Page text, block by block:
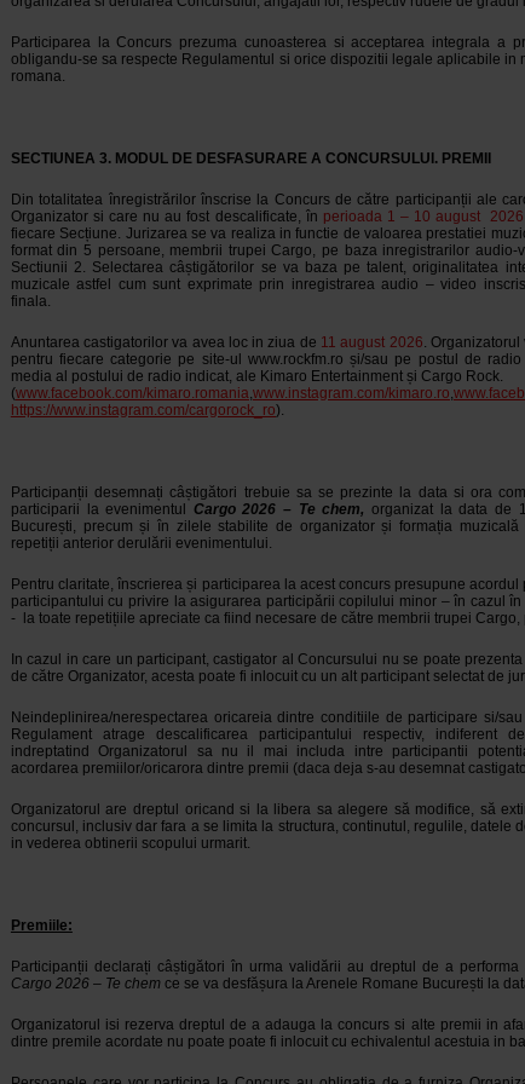
Participarea la Concurs prezuma cunoasterea si acceptarea integrala a
obligandu-se sa respecte Regulamentul si orice dispozitii legale aplicabile in
romana.
SECTIUNEA 3. MODUL DE DESFASURARE A CONCURSULUI. PREMII
Din totalitatea înregistrărilor înscrise la Concurs de către participanții ale
Organizator si care nu au fost descalificate, în perioada 1 – 10 august 2026
fiecare Secțiune. Jurizarea se va realiza in functie de valoarea prestatiei
format din 5 persoane, membrii trupei Cargo, pe baza inregistrarilor audio-
Sectiunii 2. Selectarea câștigătorilor se va baza pe talent, originalitatea
muzicale astfel cum sunt exprimate prin inregistrarea audio – video
finala.
Anuntarea castigatorilor va avea loc in ziua de 11 august 2026.
pentru fiecare categorie pe site-ul www.rockfm.ro și/sau pe postul de
media al postului de radio indicat, ale Kimaro Entertainment și Cargo Rock.
(www.facebook.com/kimaro.romania,www.instagram.com/kimaro.ro,
https://www.instagram.com/cargorock_ro).
Participanții desemnați câștigători trebuie sa se prezinte la data si ora
participarii la evenimentul Cargo 2026 – Te chem, organizat
la data de
București, precum și în zilele stabilite de organizator și formația
repetiții anterior derulării evenimentului.
Pentru claritate, înscrierea și participarea la acest concurs presupune
participantului cu privire la asigurarea participării copilului minor – în cazul
-
la toate repetițiile apreciate ca fiind necesare de către membrii trupei
In cazul in care un participant, castigator al Concursului nu se poate
de către Organizator, acesta poate fi inlocuit cu un alt participant selectat de
Neindeplinirea/nerespectarea oricareia dintre conditiile de participare si/
Regulament atrage descalificarea participantului respectiv, indiferent
indreptatind Organizatorul sa nu il mai includa intre participantii
acordarea premiilor/oricarora dintre premii (daca deja s-au desemnat
Organizatorul are dreptul oricand si la libera sa alegere să modifice, să
concursul, inclusiv dar fara a se limita la structura, continutul, regulile, datele
in vederea obtinerii scopului urmarit.
Premiile:
Participanții declarați câștigători în urma validării au dreptul de a
Cargo 2026 – Te chemce se va desfășura la Arenele Romane București la
Organizatorul isi rezerva dreptul de a adauga la concurs si alte premii in
dintre premile acordate nu poate poate fi inlocuit cu echivalentul acestuia in